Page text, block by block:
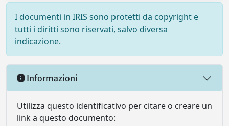
I documenti in IRIS sono protetti da copyright e
tutti i diritti sono riservati, salvo diversa
indicazione.
Informazioni
Utilizza questo identificativo per citare o creare un
link a questo documento: